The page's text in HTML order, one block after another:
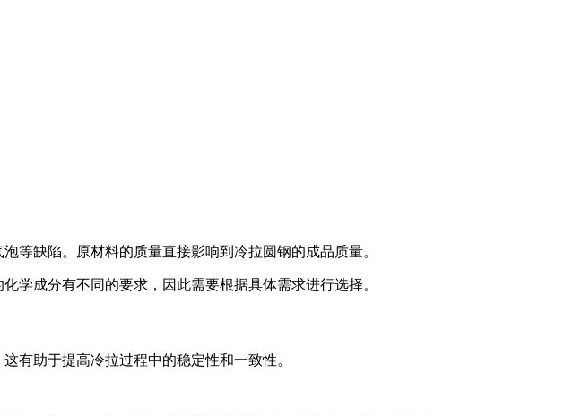
等缺陷。原材料的质量直接影响到冷拉圆钢的成品质量。
学成分有不同的要求，因此需要根据具体需求进行选择。
有助于提高冷拉过程中的稳定性和一致性。